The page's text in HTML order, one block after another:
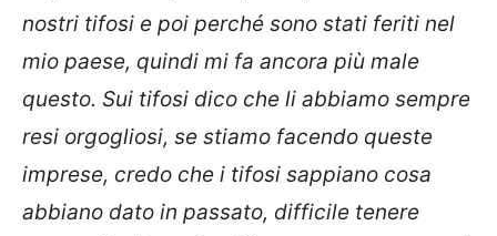
nostri tifosi e poi perché sono stati feriti nel
mio paese, quindi mi fa ancora più male
questo. Sui tifosi dico che li abbiamo sempre
resi orgogliosi, se stiamo facendo queste
imprese, credo che i tifosi sappiano cosa
abbiano dato in passato, difficile tenere